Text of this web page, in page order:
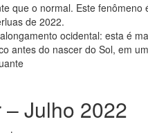
que o normal. Este
de 2022.
ocidental: esta é
antes do nascer do Sol, em
Julho 2022